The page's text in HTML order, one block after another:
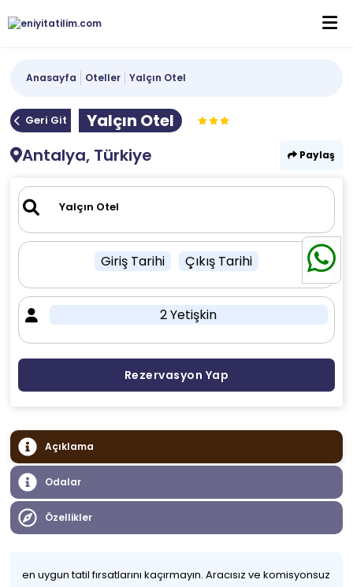
Anasayfa Oteller Yalçın Otel
Geri Git
Yalçın Otel
Antalya, Türkiye
Paylaş
Giriş Tarihi Çıkış Tarihi
2 Yetişkin
Rezervasyon Yap
Açıklama
Odalar
Özellikler
en uygun tatil fırsatlarını kaçırmayın. Aracısız ve komisyonsuz